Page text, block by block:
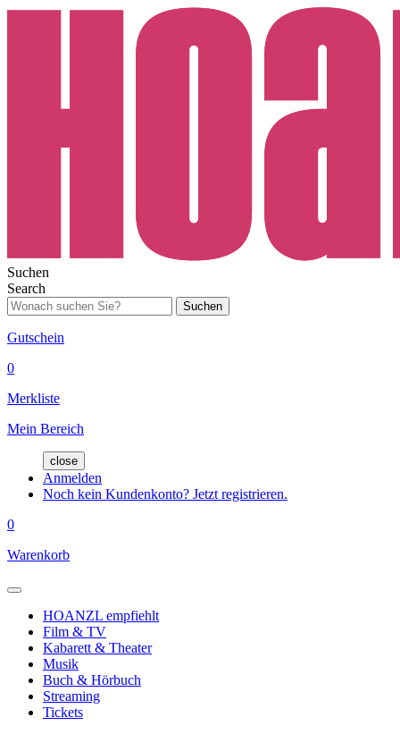
Suchen
Search
Suchen
Gutschein
0
Merkliste
Mein Bereich
close
Anmelden
Noch kein Kundenkonto? Jetzt registrieren.
0
Warenkorb
HOANZL empfiehlt
Film & TV
Kabarett & Theater
Musik
Buch & Hörbuch
Streaming
Tickets